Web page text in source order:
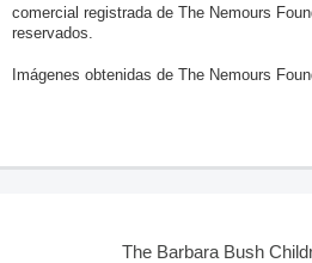
comercial registrada de The Nemours
reservados.
Imágenes obtenidas de The Nemours
The Barbara Bush